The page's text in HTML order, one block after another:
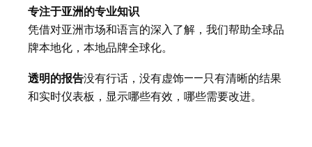
专注于亚洲的专业知识
凭借对亚洲市场和语言的深入了解，我们帮助全球品
牌本地化，本地品牌全球化。
透明的报告没有行话，没有虚饰——只有清晰的结果
和实时仪表板，显示哪些有效，哪些需要改进。